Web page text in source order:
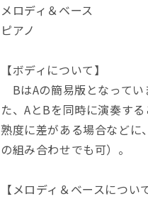
数
を
ら
す
数
や
す
メロディ＆ベース
ピアノ
【ボディについて】
BはAの簡易版となって
た、AとBを同時に演奏す
熟度に差がある場合などに
の組み合わせでも可）。
【メロディ＆ベースについ